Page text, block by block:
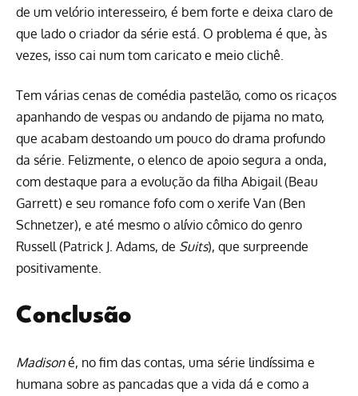
de um velório interesseiro, é bem forte e deixa claro de
que lado o criador da série está. O problema é que, às
vezes, isso cai num tom caricato e meio clichê.
Tem várias cenas de comédia pastelão, como os ricaços
apanhando de vespas ou andando de pijama no mato,
que acabam destoando um pouco do drama profundo
da série. Felizmente, o elenco de apoio segura a onda,
com destaque para a evolução da filha Abigail (Beau
Garrett) e seu romance fofo com o xerife Van (Ben
Schnetzer), e até mesmo o alívio cômico do genro
Russell (Patrick J. Adams, de Suits), que surpreende
positivamente.
Conclusão
Madisoné, no fim das contas, uma série lindíssima e
humana sobre as pancadas que a vida dá e como a